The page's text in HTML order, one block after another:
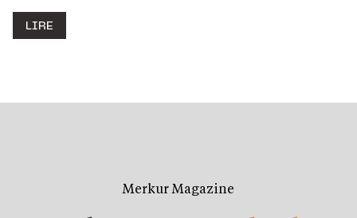
LIRE
Merkur Magazine